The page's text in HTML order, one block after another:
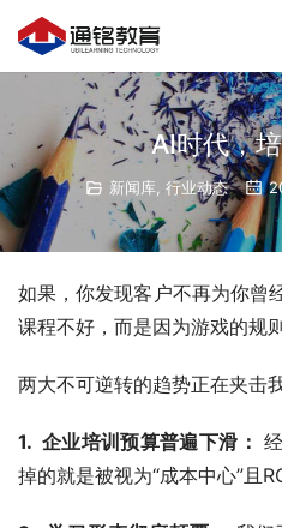
AI时代，
新闻库, 行业动态
如果，你发现客户不再为你曾
课程不好，而是因为游戏的规
两大不可逆转的趋势正在夹击
1.  企业培训预算普遍下滑：
掉的就是被视为“成本中心”且